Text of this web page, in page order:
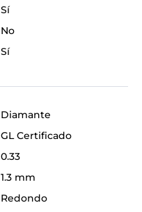
Sí
No
Sí
Diamante
GL Certificado
0.33
1.3 mm
Redondo